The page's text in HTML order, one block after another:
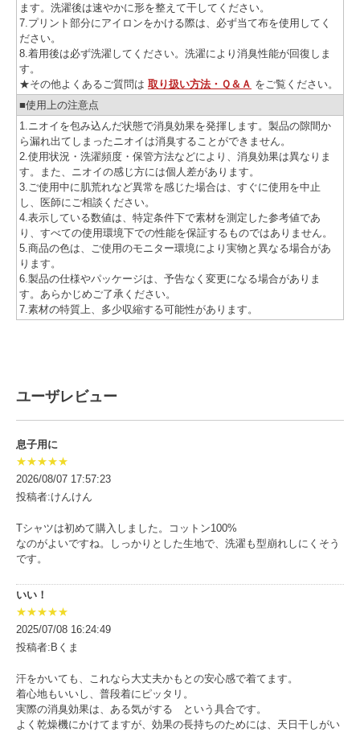
ます。洗濯後は速やかに形を整えて干してください。
7.プリント部分にアイロンをかける際は、必ず当て布を使用してく
ださい。
8.着用後は必ず洗濯してください。洗濯により消臭性能が回復しま
す。
★その他よくあるご質問は 取り扱い方法・Ｑ＆Ａ をご覧ください。
■使用上の注意点
1.ニオイを包み込んだ状態で消臭効果を発揮します。製品の隙間か
ら漏れ出てしまったニオイは消臭することができません。
2.使用状況・洗濯頻度・保管方法などにより、消臭効果は異なりま
す。また、ニオイの感じ方には個人差があります。
3.ご使用中に肌荒れなど異常を感じた場合は、すぐに使用を中止
し、医師にご相談ください。
4.表示している数値は、特定条件下で素材を測定した参考値であ
り、すべての使用環境下での性能を保証するものではありません。
5.商品の色は、ご使用のモニター環境により実物と異なる場合があ
ります。
6.製品の仕様やパッケージは、予告なく変更になる場合がありま
す。あらかじめご了承ください。
7.素材の特質上、多少収縮する可能性があります。
ユーザレビュー
息子用に
★★★★★
2026/08/07 17:57:23
投稿者:けんけん
Tシャツは初めて購入しました。コットン100%
なのがよいですね。しっかりとした生地で、洗濯も型崩れしにくそう
です。
いい！
★★★★★
2025/07/08 16:24:49
投稿者:Bくま
汗をかいても、これなら大丈夫かもとの安心感で着てます。
着心地もいいし、普段着にピッタリ。
実際の消臭効果は、ある気がする という具合です。
よく乾燥機にかけてますが、効果の長持ちのためには、天日干しがい